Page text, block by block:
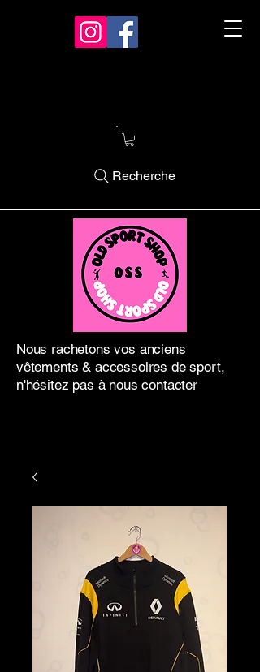
Nous rachetons vos anciens
vêtements & accessoires de sport,
n'hésitez pas à nous contacter
Recherche